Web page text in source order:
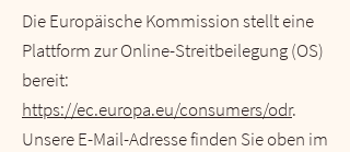
Die Europäische Kommission stellt eine
Plattform zur Online-Streitbeilegung (OS)
bereit:
https://ec.europa.eu/consumers/odr.
Unsere E-Mail-Adresse finden Sie oben im